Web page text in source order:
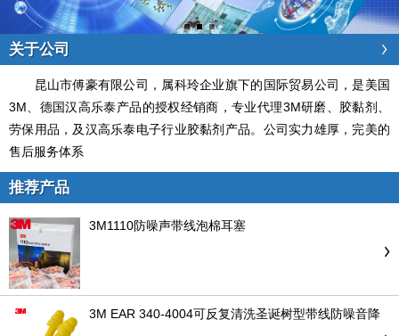
关于公司
昆山市傅豪有限公司，属科玲企业旗下的国际贸易公司，是美国
3M、德国汉高乐泰产品的授权经销商，专业代理3M研磨、胶黏剂、
劳保用品，及汉高乐泰电子行业胶黏剂产品。公司实力雄厚，完美的
售后服务体系
推荐产品
3M1110防噪声带线泡棉耳塞
3M EAR 340-4004可反复清洗圣诞树型带线防噪音降